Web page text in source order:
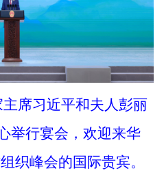
席习近平和夫人彭丽
举行宴会，欢迎来华
织峰会的国际贵宾。